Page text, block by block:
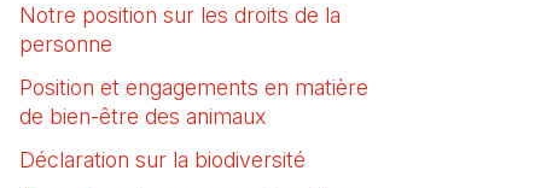
Notre position sur les droits de la
personne
Position et engagements en matière
de bien-être des animaux
Déclaration sur la biodiversité